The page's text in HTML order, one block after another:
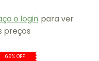
o login para ver
preços
66% OFF